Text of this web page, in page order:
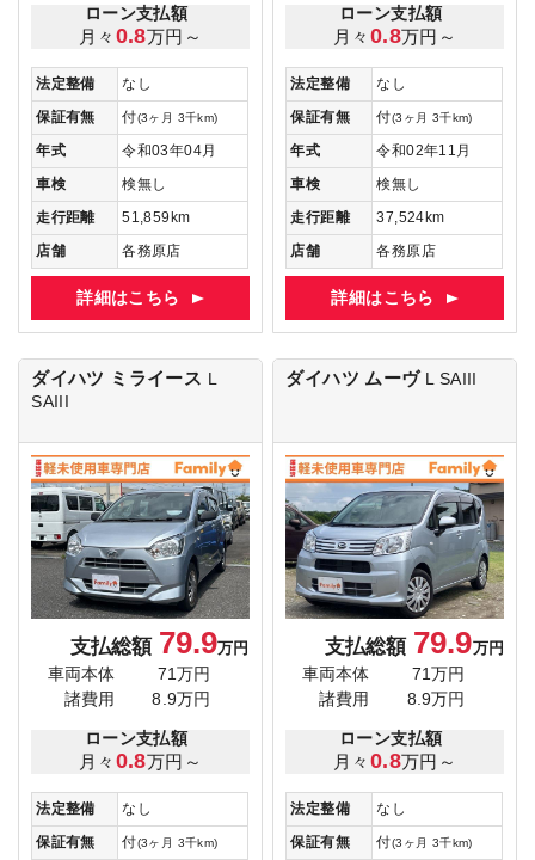
ローン支払額
月々 0.8万円～
法定整備
なし
保証有無
付(3ヶ月 3千km)
年式
令和03年04月
車検
検無し
走行距離
51,859km
店舗
各務原店
詳細はこちら
ローン支払額
月々 0.8万円～
法定整備
なし
保証有無
付(3ヶ月 3千km)
年式
令和02年11月
車検
検無し
走行距離
37,524km
店舗
各務原店
詳細はこちら
ダイハツ ミライース
SAIII
支払総額 79.9万円
車両本体
71万円
諸費用
8.9万円
ローン支払額
月々 0.8万円～
法定整備
なし
保証有無
付(3ヶ月 3千km)
ダイハツ ムーヴ L SAIII
支払総額 79.9万円
車両本体
71万円
諸費用
8.9万円
ローン支払額
月々 0.8万円～
法定整備
なし
保証有無
付(3ヶ月 3千km)